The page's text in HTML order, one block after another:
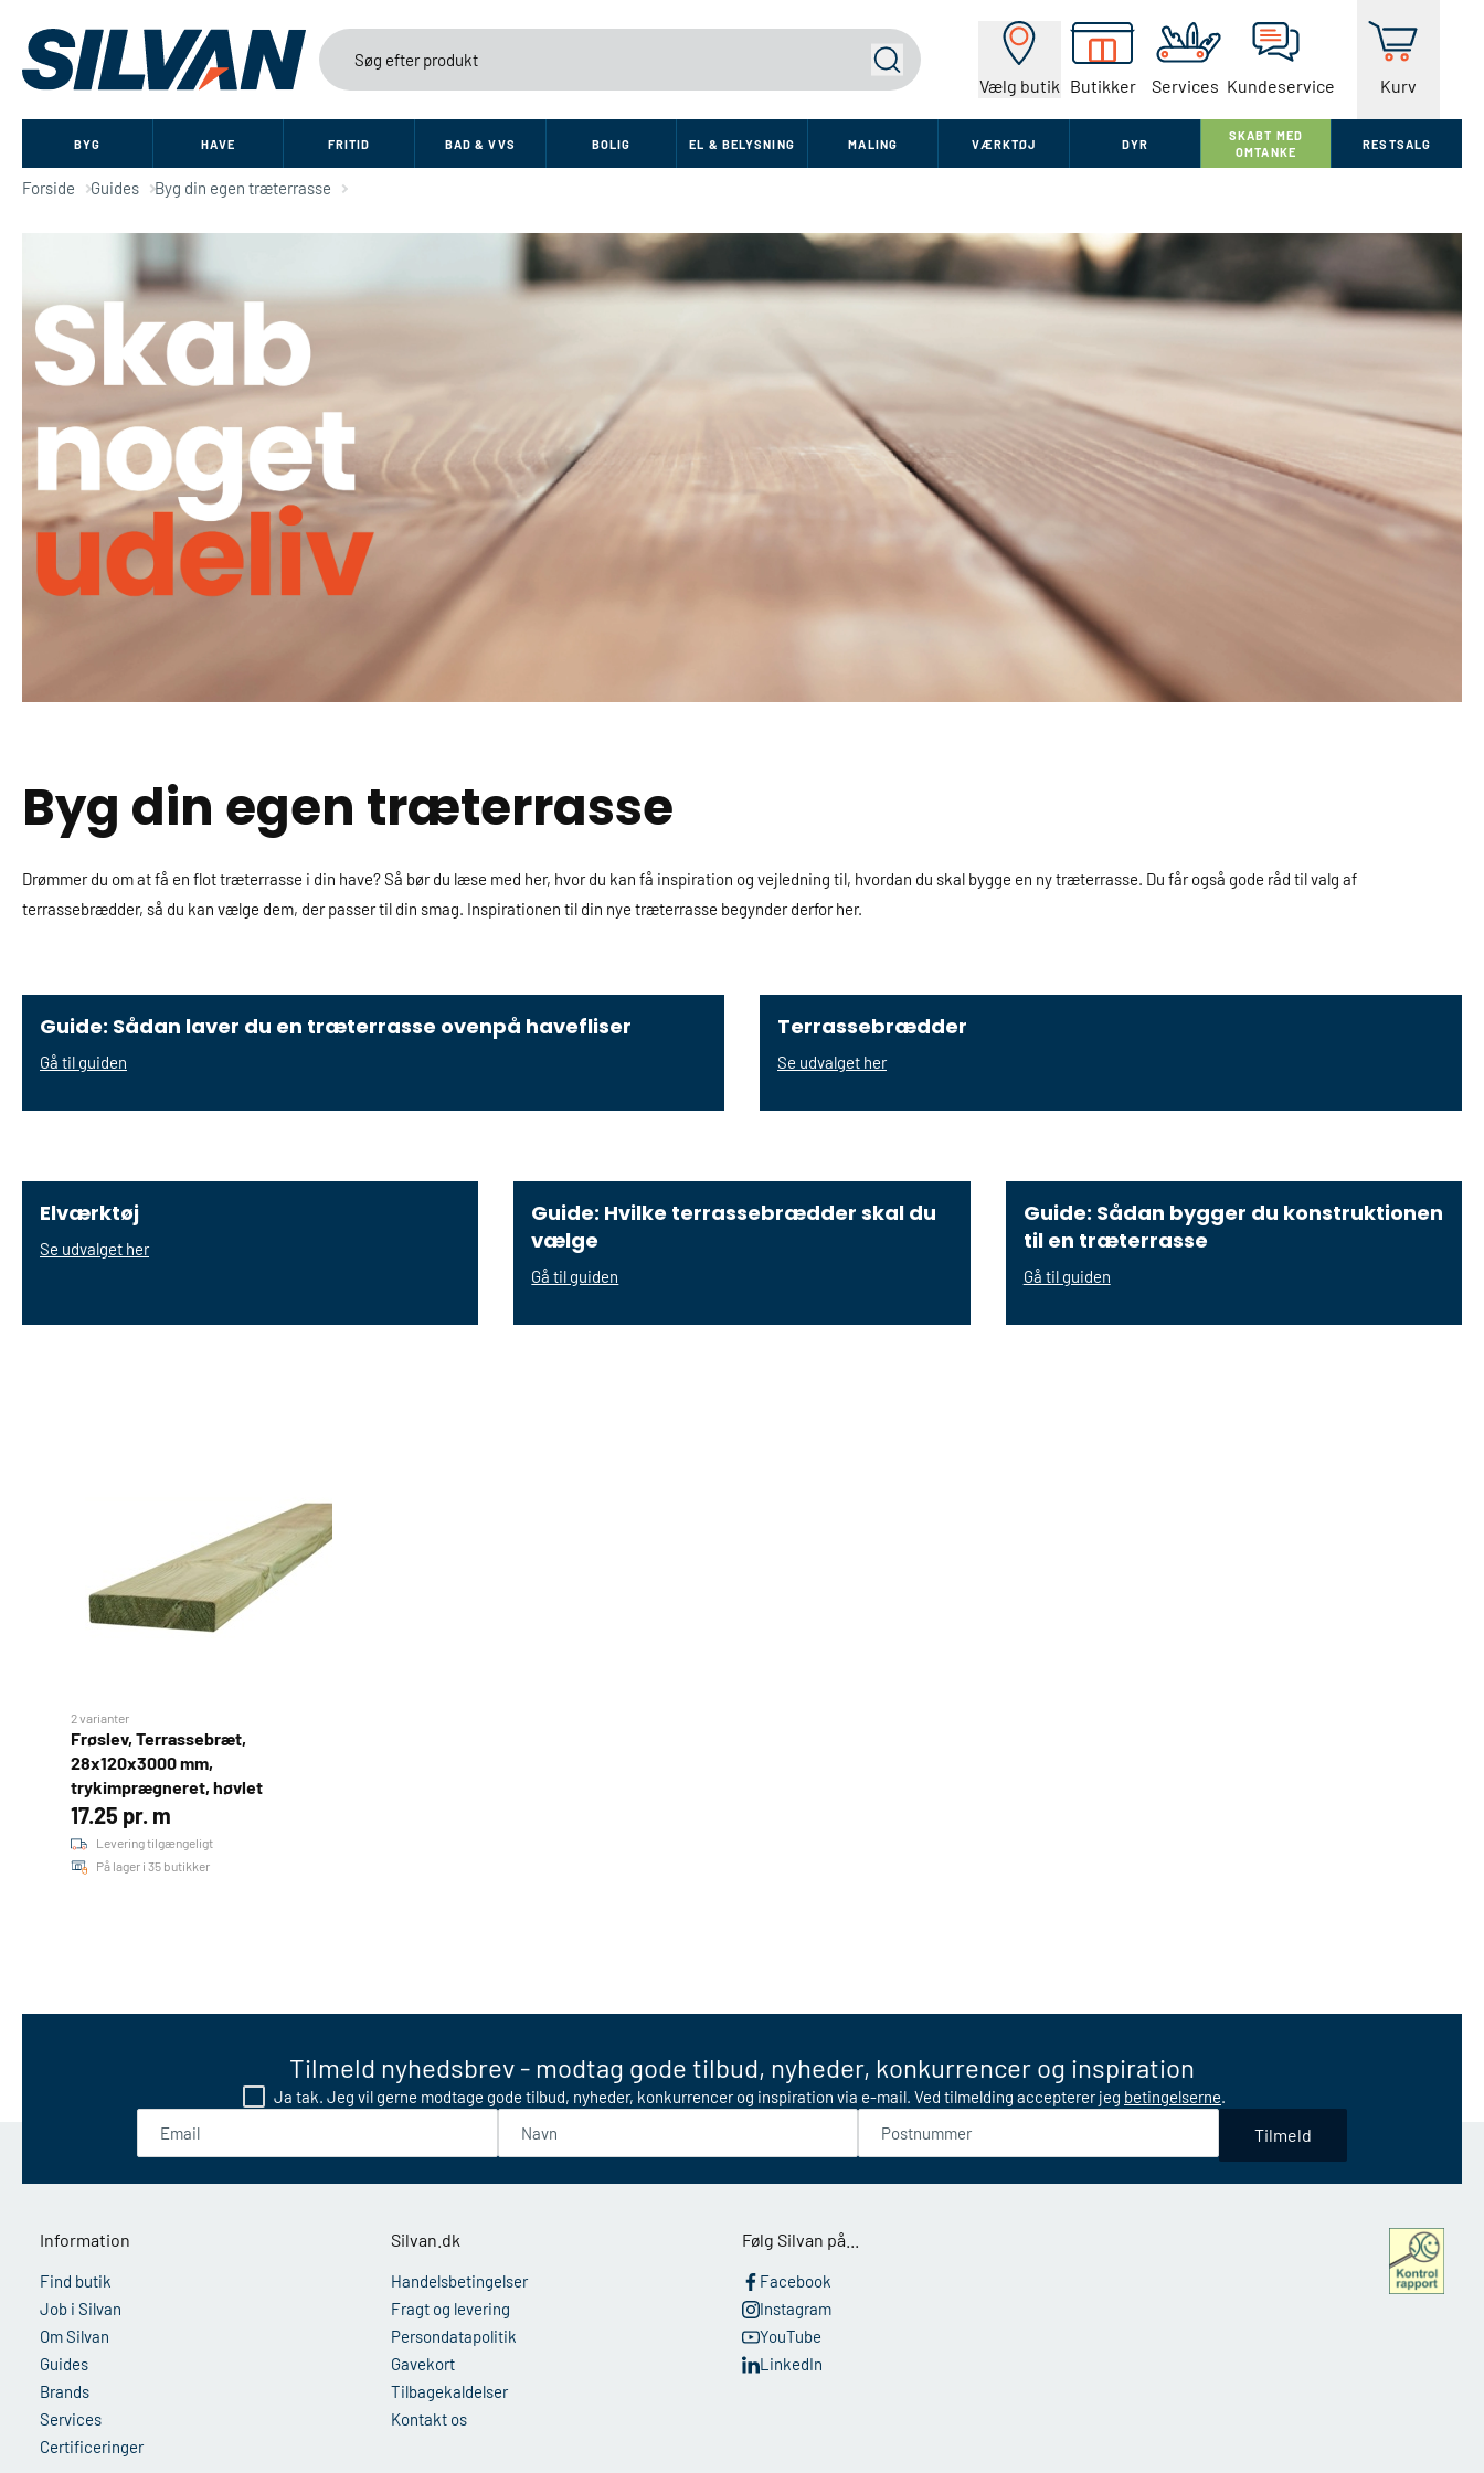
Vælg butik Butikker Services Kundeservice Kurv
Søg
BYG HAVE FRITID BAD & VVS BOLIG EL & BELYSNING MALING VÆRKTØJ DYR
SKABT MED
OMTANKE
RESTSALG
Forside Guides Byg din egen træterrasse
Byg din egen træterrasse
Drømmer du om at få en flot træterrasse i din have? Så bør du læse med her, hvor du kan få inspiration og vejledning til, hvordan du skal bygge en ny træterrasse. Du får også gode råd til valg af
terrassebrædder, så du kan vælge dem, der passer til din smag. Inspirationen til din nye træterrasse begynder derfor her.
Guide: Sådan laver du en træterrasse ovenpå havefliser
Gå til guiden
Terrassebrædder
Se udvalget her
Elværktøj
Se udvalget her
Guide: Hvilke terrassebrædder skal du
vælge
Gå til guiden
Guide: Sådan bygger du konstruktionen
til en træterrasse
Gå til guiden
Frøslev, Terrassebræt,
28x120x3000 mm,
trykimprægneret, høvlet
2 varianter
17.25 pr. m
Levering tilgængeligt
På lager i 35 butikker
Tilmeld nyhedsbrev - modtag gode tilbud, nyheder, konkurrencer og inspiration
Ja tak. Jeg vil gerne modtage gode tilbud, nyheder, konkurrencer og inspiration via e-mail. Ved tilmelding accepterer jeg betingelserne.
Tilmeld
Information
Find butik
Job i Silvan
Om Silvan
Guides
Brands
Services
Certificeringer
Silvan.dk
Handelsbetingelser
Fragt og levering
Persondatapolitik
Gavekort
Tilbagekaldelser
Kontakt os
Følg Silvan på...
Facebook
Instagram
YouTube
LinkedIn